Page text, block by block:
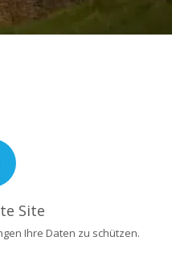
Site
Ihre Daten zu schützen.